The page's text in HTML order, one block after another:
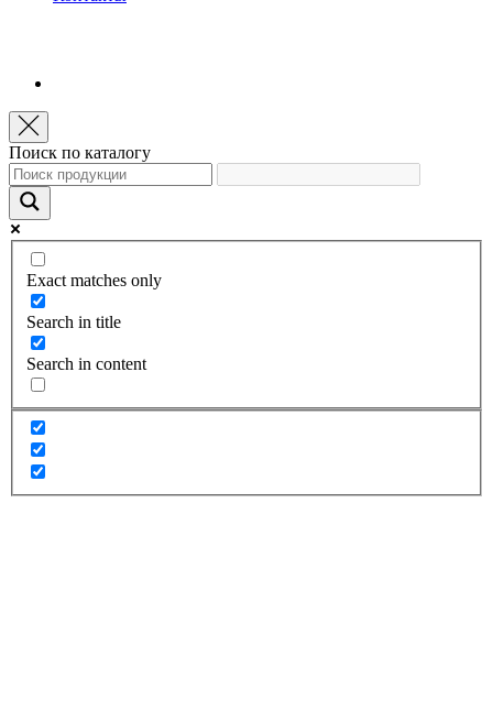
Поиск по каталогу
Exact matches only
Search in title
Search in content